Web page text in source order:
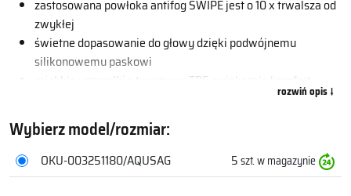
zastosowana powłoka antifog SWIPE jest o 10 x trwalsza od
zwykłej
świetne dopasowanie do głowy dzięki podwójnemu
silikonowemu paskowi
miękkie uszczelki z tworzywa TPE zwiększają komfort
w zestawie 3 wymienne noski o różnych rozmiarach, dzięki
którym łatwo dopasujesz rozstaw soczewek do swoich
rysów twarzy
dzięki filtrowi UV świetnie sprawdzą się również jako
Wybierz model/rozmiar:
OKU-003251180/AQUSAG 5szt. w magazynie